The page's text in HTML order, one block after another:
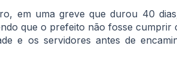
em uma greve que durou 40
que o prefeito não fosse cumprir
e os servidores antes de